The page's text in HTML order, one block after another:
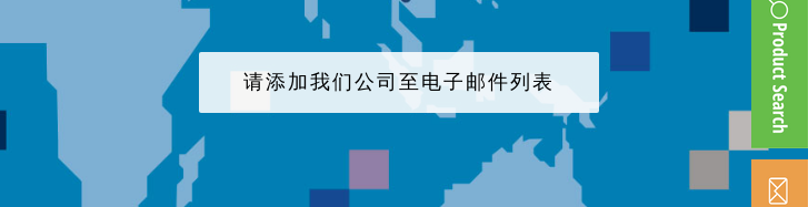
请添加我们公司至电子邮件列表